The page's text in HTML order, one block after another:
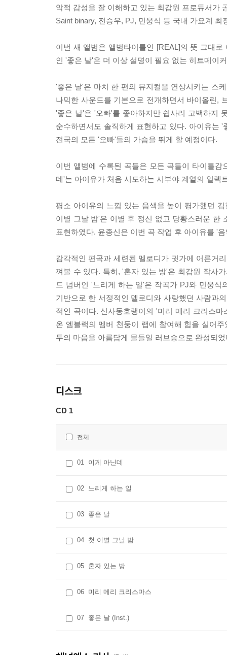
악적 감성을 잘 이해하고 있는 최갑원 프로듀서가
Saint binary, 전승우, PJ, 민웅식 등 국내 가요계
이번 새 앨범은 앨범타이틀인 [REAL]의 뜻 그대
인 '좋은 날'은 더 이상 설명이 필요 없는 히트메이
'좋은 날'은 마치 한 편의 뮤지컬을 연상시키는 스
나믹한 사운드를 기본으로 전개하면서 바이올린,
'좋은 날'은 '오빠'를 좋아하지만 쉽사리 고백하지
순수하면서도 솔직하게 표현하고 있다. 아이유는
전국의 모든 '오빠'들의 가슴을 뛰게 할 예정이다.
이번 앨범에 수록된 곡들은 모든 곡들이 타이틀
데'는 아이유가 처음 시도하는 시부야 계열의 일렉
평소 아이유의 느낌 있는 음색을 높이 평가했던
이별 그날 밤'은 이별 후 정신 없고 당황스러운 한
표현하였다. 윤종신은 이번 곡 작업 후 아이유를 '
감각적인 편곡과 세련된 멜로디가 귓가에 어른거
껴볼 수 있다. 특히, '혼자 있는 방'은 최갑원 작사
드 넘버인 '느리게 하는 일'은 작곡가 PJ와 민웅
기반으로 한 서정적인 멜로디와 사랑했던 사람과
적인 곡이다. 신사동호랭이의 '미리 메리 크리스
온 엠블랙의 멤버 천둥이 랩에 참여해 힘을 실어
두의 마음을 아름답게 물들일 러브송으로 완성되었
디스크
CD 1
전체
01 이게 아닌데
02 느리게 하는 일
03 좋은 날
04 첫 이별 그날 밤
05 혼자 있는 방
06 미리 메리 크리스마스
07 좋은 날 (Inst.)